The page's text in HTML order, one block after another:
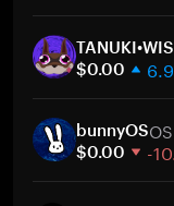
30日間
時価総額$0.00
30日間
時価総額
bunnyOSOS
$0.00 -